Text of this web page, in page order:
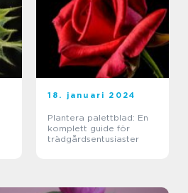
18. januari 2024
Plantera palettblad: En
komplett guide för
trädgårdsentusiaster